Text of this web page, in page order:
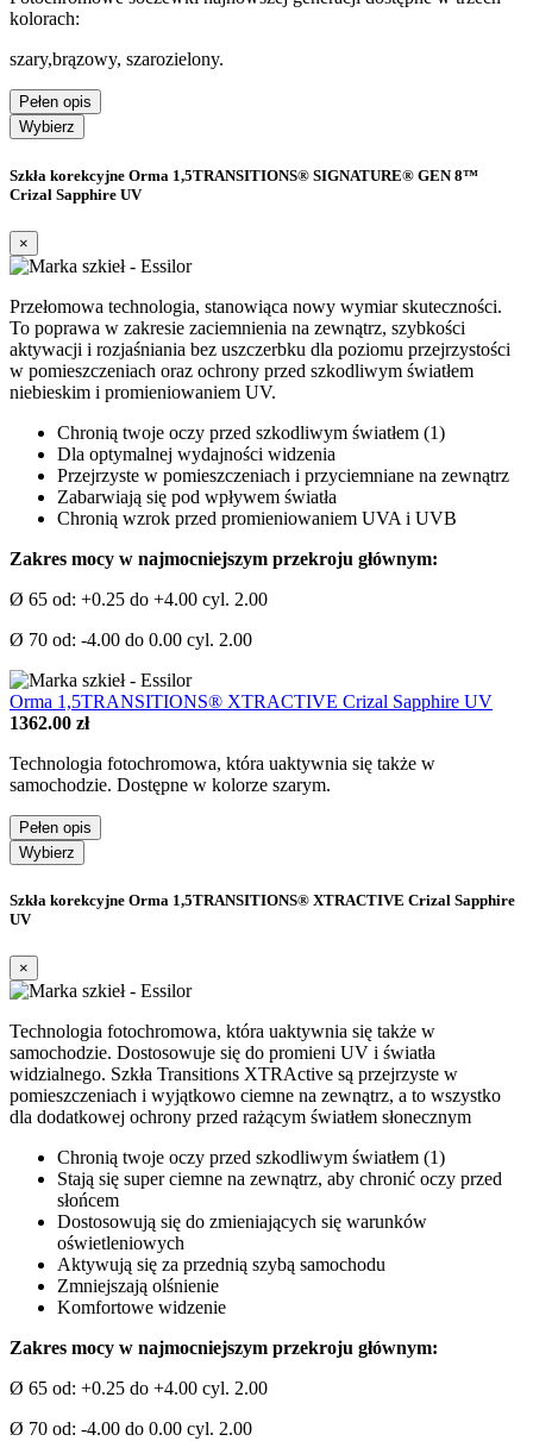
kolorach:
szary,brązowy, szarozielony.
Pełen opis
Wybierz
Szkła korekcyjne Orma 1,5TRANSITIONS® SIGNATURE® GEN 8™
Crizal Sapphire UV
×
Przełomowa technologia, stanowiąca nowy wymiar skuteczności.
To poprawa w zakresie zaciemnienia na zewnątrz, szybkości
aktywacji i rozjaśniania bez uszczerbku dla poziomu przejrzystości
w pomieszczeniach oraz ochrony przed szkodliwym światłem
niebieskim i promieniowaniem UV.
Chronią twoje oczy przed szkodliwym światłem (1)
Dla optymalnej wydajności widzenia
Przejrzyste w pomieszczeniach i przyciemniane na zewnątrz
Zabarwiają się pod wpływem światła
Chronią wzrok przed promieniowaniem UVA i UVB
Zakres mocy w najmocniejszym przekroju głównym:
Ø 65 od: +0.25 do +4.00 cyl. 2.00
Ø 70 od: -4.00 do 0.00 cyl. 2.00
Orma 1,5TRANSITIONS® XTRACTIVE Crizal Sapphire UV
1362.00 zł
Technologia fotochromowa, która uaktywnia się także w
samochodzie. Dostępne w kolorze szarym.
Pełen opis
Wybierz
Szkła korekcyjne Orma 1,5TRANSITIONS® XTRACTIVE Crizal Sapphire
UV
×
Technologia fotochromowa, która uaktywnia się także w
samochodzie. Dostosowuje się do promieni UV i światła
widzialnego. Szkła Transitions XTRActive są przejrzyste w
pomieszczeniach i wyjątkowo ciemne na zewnątrz, a to wszystko
dla dodatkowej ochrony przed rażącym światłem słonecznym
Chronią twoje oczy przed szkodliwym światłem (1)
Stają się super ciemne na zewnątrz, aby chronić oczy przed
słońcem
Dostosowują się do zmieniających się warunków
oświetleniowych
Aktywują się za przednią szybą samochodu
Zmniejszają olśnienie
Komfortowe widzenie
Zakres mocy w najmocniejszym przekroju głównym:
Ø 65 od: +0.25 do +4.00 cyl. 2.00
Ø 70 od: -4.00 do 0.00 cyl. 2.00